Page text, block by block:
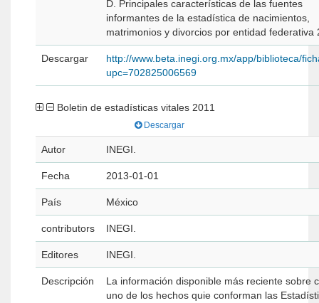
D. Principales características de las fuentes
informantes de la estadística de nacimientos,
matrimonios y divorcios por entidad federativa
Descargar
http://www.beta.inegi.org.mx/app/biblioteca/
upc=702825006569
Boletin de estadísticas vitales 2011
Descargar
Autor INEGI.
Fecha 2013-01-01
País México
contributors INEGI.
Editores INEGI.
Descripción
La información disponible más reciente sobre
uno de los hechos quie conforman las